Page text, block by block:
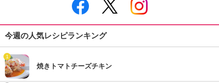
今週の人気レシピランキング
1
焼きトマトチーズチキン